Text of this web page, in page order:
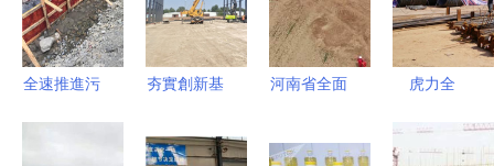
全速推進污
夯實創新基
濟開發區科
河南省全面
施建設 能
虎力全
來！寧鄉項